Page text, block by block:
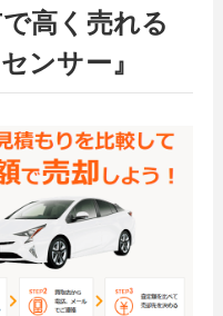
高く売れる
ンサー』